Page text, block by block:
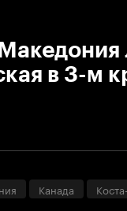
в 3-м
Канада